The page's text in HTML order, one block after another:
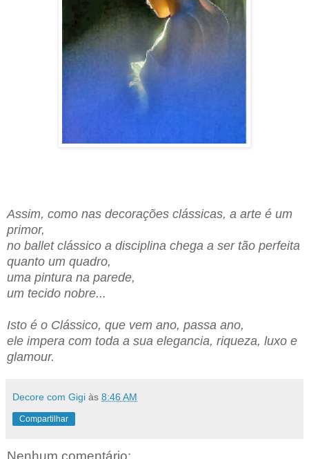
Assim, como nas decorações clássicas, a arte é um
primor,
no ballet clássico a disciplina chega a ser tão perfeita
quanto um quadro,
uma pintura na parede,
um tecido nobre...
Isto é o Clássico, que vem ano, passa ano,
ele impera com toda a sua elegancia, riqueza, luxo e
glamour.
Decore com Gigi às 8:46 AM
Compartilhar
Nenhum comentário: